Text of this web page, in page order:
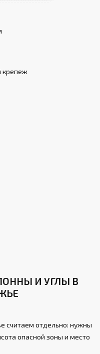
крепеж
И УГЛЫ В
считаем отдельно: нужны
опасной зоны и место